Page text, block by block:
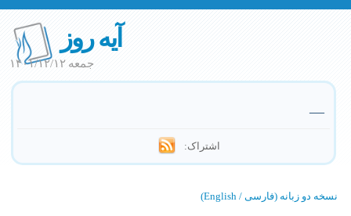
آیه روز
جمعه ۱۴۰۱/۱۲/۱۲
—
اشتراک:
نسخه دو زبانه (فارسی / English)